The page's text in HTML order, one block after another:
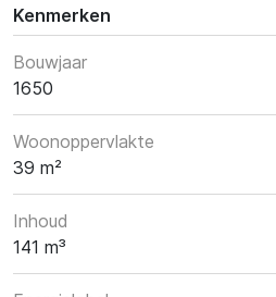
Kenmerken
Bouwjaar
1650
Woonoppervlakte
39 m²
Inhoud
141 m³